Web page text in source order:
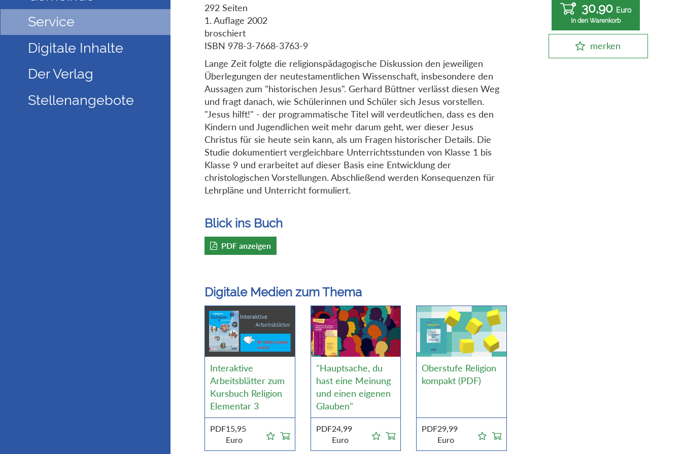
Service
Digitale Inhalte
Der Verlag
Stellenangebote
292 Seiten
1. Auflage 2002
broschiert
ISBN 978-3-7668-3763-9
Lange Zeit folgte die religionspädagogische Diskussion den jeweiligen
Überlegungen der neutestamentlichen Wissenschaft, insbesondere den
Aussagen zum "historischen Jesus". Gerhard Büttner verlässt diesen Weg
und fragt danach, wie Schülerinnen und Schüler sich Jesus vorstellen.
"Jesus hilft!" - der programmatische Titel will verdeutlichen, dass es den
Kindern und Jugendlichen weit mehr darum geht, wer dieser Jesus
Christus für sie heute sein kann, als um Fragen historischer Details. Die
Studie dokumentiert vergleichbare Unterrichtsstunden von Klasse 1 bis
Klasse 9 und erarbeitet auf dieser Basis eine Entwicklung der
christologischen Vorstellungen. Abschließend werden Konsequenzen für
Lehrpläne und Unterricht formuliert.
Blick ins Buch
PDF anzeigen
Digitale Medien zum Thema
Interaktive
Arbeitsblätter zum
Kursbuch Religion
Elementar 3
PDF15,95
Euro
"Hauptsache, du
hast eine Meinung
und einen eigenen
Glauben"
PDF24,99
Euro
Oberstufe Religion
kompakt (PDF)
PDF29,99
Euro
30,90 Euro
In den Warenkorb
merken